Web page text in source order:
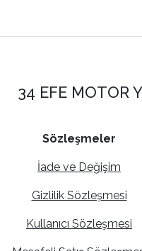
34 EFE MOTOR
Sözleşmeler
İade ve Değişim
Gizlilik Sözleşmesi
Kullanıcı Sözleşmesi